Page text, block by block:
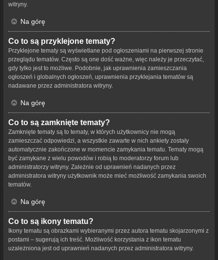
witryny.
Na górę
Co to są przyklejone tematy?
Przyklejone tematy są wyświetlane pod ogłoszeniami na pierwszej stronie
przeglądu tematów. Często są one dość ważne, więc należy je przeczytać,
gdy tylko jest to możliwe. Podobnie, jak uprawnienia zamieszczania
ogłoszeń i globalnych ogłoszeń, uprawnienia przyklejania tematów są
nadawane przez administratora witryny.
Na górę
Co to są zamknięte tematy?
Zamknięte tematy są to tematy, w których użytkownicy nie mogą
zamieszczać odpowiedzi, a wszystkie zawarte w nich ankiety zostały
automatycznie zakończone w momencie zamykania tematu. Tematy mogą
być zamykane z wielu powodów i robią to moderatorzy forum lub
administratorzy witryny. Zależnie od uprawnień nadanych przez
administratora witryny użytkownik może mieć możliwość zamykania swoich
tematów.
Na górę
Co to są ikony tematu?
Ikony tematu są obrazkami wybieranymi przez autora tematu skojarzonymi z
postami – sugerują ich treść. Możliwość korzystania z ikon tematu
uzależniona jest od uprawnień nadanych przez administratora witryny.